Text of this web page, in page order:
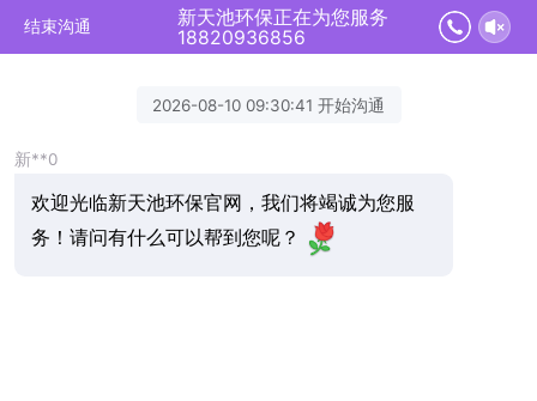
结束沟通
新天池环保正在为您服务
18820936856
2026-08-10 09:30:41 开始沟通
新**0
欢迎光临新天池环保官网，我们将竭诚为您服
务！请问有什么可以帮到您呢？